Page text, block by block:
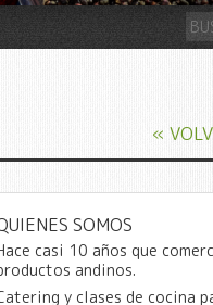
«
SOMOS
casi 10 años que
andinos.
y clases de cocina